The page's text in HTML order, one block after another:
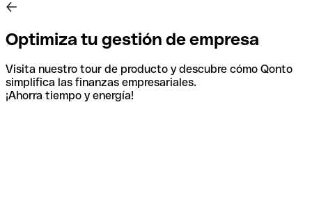
Optimiza tu gestión de empresa
Visita nuestro tour de producto y descubre cómo Qonto
simplifica las finanzas empresariales.
¡Ahorra tiempo y energía!